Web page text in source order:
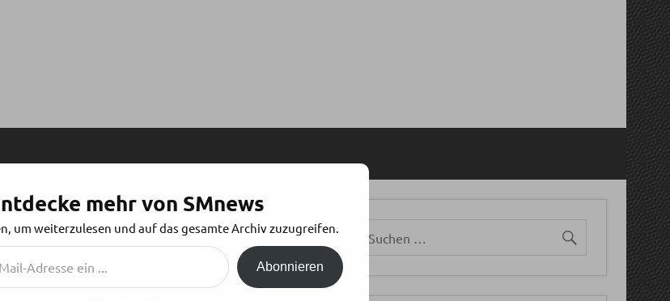
– WELCHER PARTYTYP SEID IHR?
mehr von SMnews
um weiterzulesen und auf das gesamte Archiv zuzugreifen.
Abonnieren